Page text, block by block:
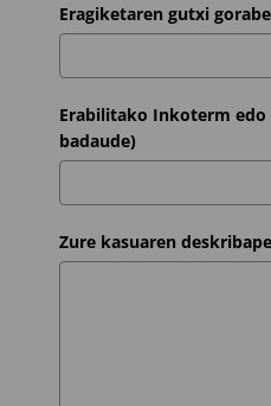
Eragiketaren gutxi
Erabilitako Inkoterm
badaude)
Zure kasuaren